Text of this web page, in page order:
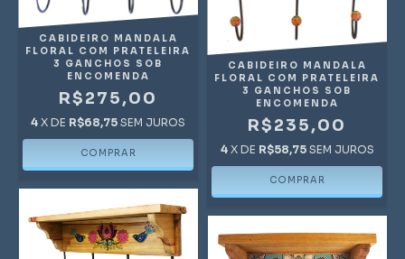
CABIDEIRO MANDALA
FLORAL COM PRATELEIRA
3 GANCHOS SOB
ENCOMENDA
R$275,00
4 X DE R$68,75 SEM JUROS
CABIDEIRO MANDALA
FLORAL COM PRATELEIRA
3 GANCHOS SOB
ENCOMENDA
R$235,00
4 X DE R$58,75 SEM JUROS